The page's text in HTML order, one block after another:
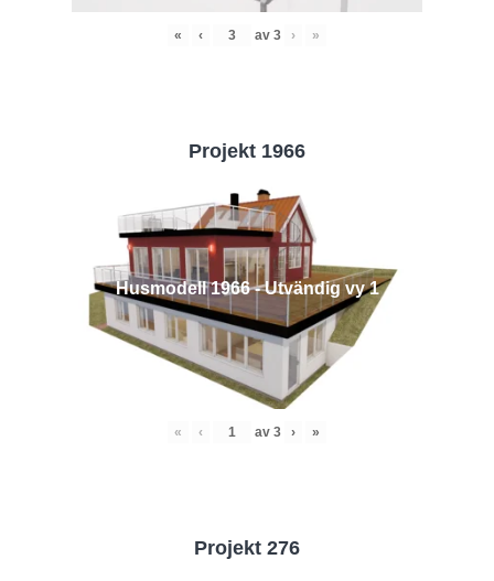
« ‹ av 3 › »
Projekt 1966
Husmodell 1966 - Utvändig vy 1
« ‹ av 3 › »
Projekt 276